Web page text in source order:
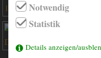
Notwendig
Statistik
Details anzeigen/